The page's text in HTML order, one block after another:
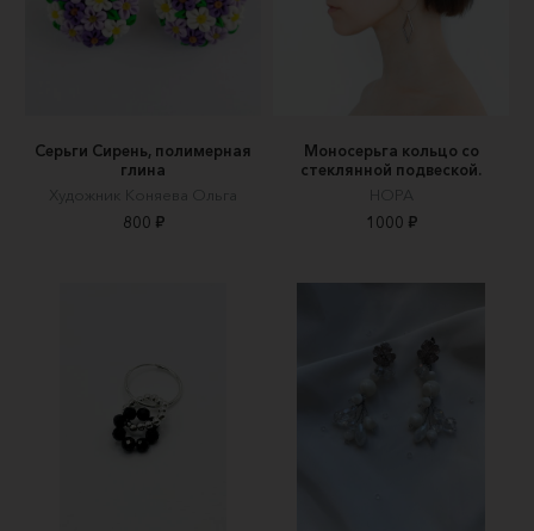
Серьги Сирень, полимерная
глина
Художник Коняева Ольга
800 ₽
Моносерьга кольцо со
стеклянной подвеской.
НОРА
1000 ₽